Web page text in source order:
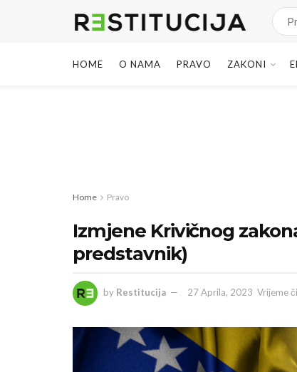
HOME O NAMA PRAVO ZAKONI
Home Pravo
Izmjene Krivičnog
predstavnik)
by Restitucija 27 Aprila, 2023 Vrijeme